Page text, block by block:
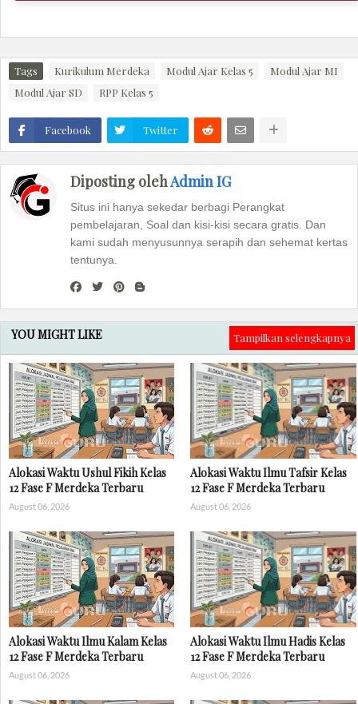
Tags Kurikulum Merdeka Modul Ajar Kelas 5
Modul Ajar MI
Modul Ajar SD
RPP Kelas 5
Facebook Twitter
Diposting olehAdmin IG
Situs ini hanya sekedar berbagi Perangkat
pembelajaran, Soal dan kisi-kisi secara gratis. Dan
kami sudah menyusunnya serapih dan sehemat kertas
tentunya.
YOU MIGHT LIKE Tampilkan selengkapnya
Alokasi Waktu Ushul Fikih Kelas
12 Fase F Merdeka Terbaru
August 06, 2026
Alokasi Waktu Ilmu Tafsir Kelas
12 Fase F Merdeka Terbaru
August 06, 2026
Alokasi Waktu Ilmu Kalam Kelas
12 Fase F Merdeka Terbaru
August 06, 2026
Alokasi Waktu Ilmu Hadis Kelas
12 Fase F Merdeka Terbaru
August 06, 2026